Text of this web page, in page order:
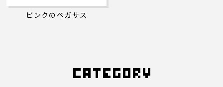
ピンクのペガサス